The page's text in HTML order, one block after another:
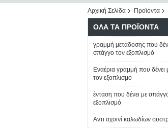
Αρχική Σελίδα Προϊόντα
ΌΛΑ ΤΑ ΠΡΟΪΌΝΤΑ
γραμμή μετάδοσης που
σπάγγο τον εξοπλισμό
Εναέρια γραμμή που δένει
τον εξοπλισμό
ένταση που δένει με
εξοπλισμό
Αντι σχοινί καλωδίων